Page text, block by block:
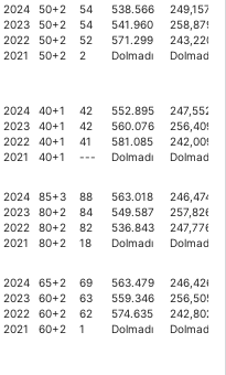
2024
2023
2022
2021
50+2
50+2
50+2
50+2
54
54
52
2
538.566
541.960
571.299
Dolmadı
249,15797
258,87981
243,22070
Dolmadı
2024
2023
2022
2021
40+1
40+1
40+1
40+1
42
42
41
---
552.895
560.076
581.085
Dolmadı
247,55299
256,40907
242,00961
Dolmadı
2024
2023
2022
2021
85+3
80+2
80+2
80+2
88
84
82
18
563.018
549.587
536.843
Dolmadı
246,47488
257,82619
247,77634
Dolmadı
2024
2023
2022
2021
65+2
60+2
60+2
60+2
69
63
62
1
563.479
559.346
574.635
Dolmadı
246,4268
256,50584
242,80224
Dolmadı